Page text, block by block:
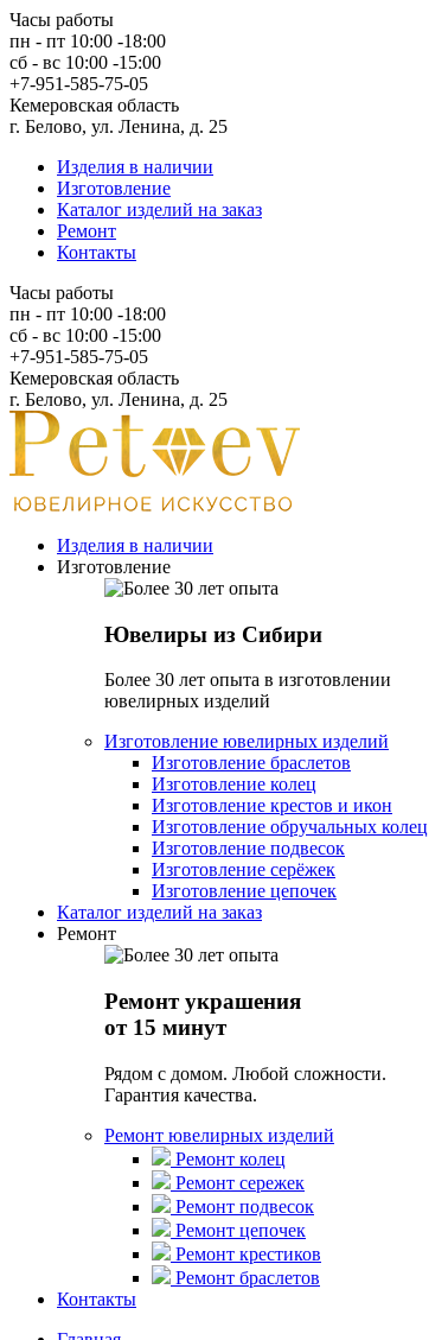
Часы работы
пн - пт 10:00 -18:00
сб - вс 10:00 -15:00
+7-951-585-75-05
Кемеровская область
г. Белово, ул. Ленина, д. 25
Изделия в наличии
Изготовление
Каталог изделий на заказ
Ремонт
Контакты
Часы работы
пн - пт 10:00 -18:00
сб - вс 10:00 -15:00
+7-951-585-75-05
Кемеровская область
г. Белово, ул. Ленина, д. 25
Изделия в наличии
Изготовление
Ювелиры из Сибири
Более 30 лет опыта в изготовлении
ювелирных изделий
Изготовление ювелирных изделий
Изготовление браслетов
Изготовление колец
Изготовление крестов и икон
Изготовление обручальных колец
Изготовление подвесок
Изготовление серёжек
Изготовление цепочек
Каталог изделий на заказ
Ремонт
Ремонт украшения
от 15 минут
Рядом с домом. Любой сложности.
Гарантия качества.
Ремонт ювелирных изделий
Ремонт колец
Ремонт сережек
Ремонт подвесок
Ремонт цепочек
Ремонт крестиков
Ремонт браслетов
Контакты